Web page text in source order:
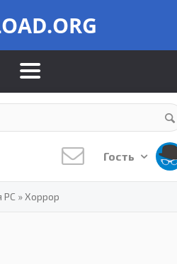
Гость
»Хоррор